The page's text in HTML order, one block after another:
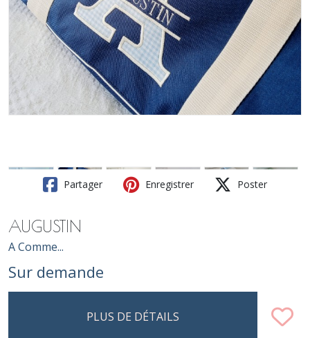
Partager Enregistrer Poster
AUGUSTIN
A Comme...
Sur demande
PLUS DE DÉTAILS